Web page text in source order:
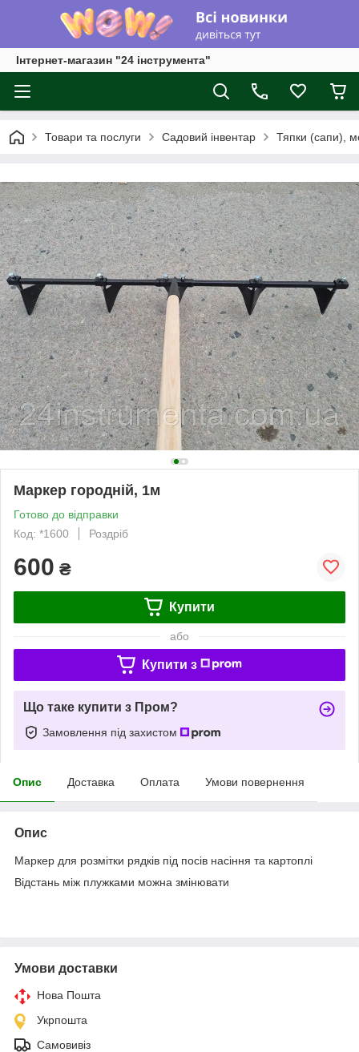
Інтернет-магазин "24 інструмента"
Товари та послуги Садовий інвентар Тяпки (сапи),
Маркер городній, 1м
Готово до відправки
Код: *1600
Роздріб
600 ₴
Купити
або
Купити з
Що таке купити з Пром?
Замовлення під захистом
Опис Доставка Оплата Умови повернення
Опис
Маркер для розмітки рядків під посів насіння та картоплі
Відстань між плужками можна змінювати
Умови доставки
Нова Пошта
Укрпошта
Самовивіз